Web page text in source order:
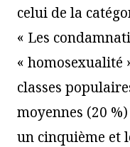
celui de la
« Les
« homosexualité
classes
moyennes (20
un cinquième et